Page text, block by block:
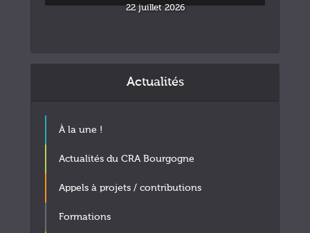
22 juillet 2026
Actualités
À la une !
Actualités du CRA Bourgogne
Appels à projets / contributions
Formations